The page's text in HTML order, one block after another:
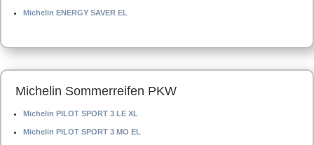
Michelin ENERGY SAVER EL
Michelin Sommerreifen PKW
Michelin PILOT SPORT 3 LE XL
Michelin PILOT SPORT 3 MO EL